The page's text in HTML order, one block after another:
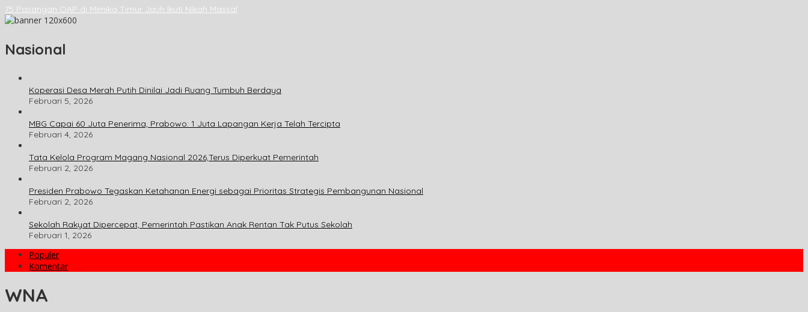
75 Pasangan OAP di Mimika Timur Jauh Ikuti Nikah Massal
Nasional
Koperasi Desa Merah Putih Dinilai Jadi Ruang Tumbuh Berdaya
Februari 5, 2026
MBG Capai 60 Juta Penerima, Prabowo: 1 Juta Lapangan Kerja Telah Tercipta
Februari 4, 2026
Tata Kelola Program Magang Nasional 2026,Terus Diperkuat Pemerintah
Februari 2, 2026
Presiden Prabowo Tegaskan Ketahanan Energi sebagai Prioritas Strategis Pembangunan Nasional
Februari 2, 2026
Sekolah Rakyat Dipercepat, Pemerintah Pastikan Anak Rentan Tak Putus Sekolah
Februari 1, 2026
Populer
Komentar
WNA